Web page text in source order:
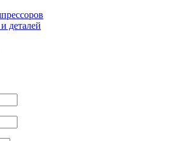
деталей